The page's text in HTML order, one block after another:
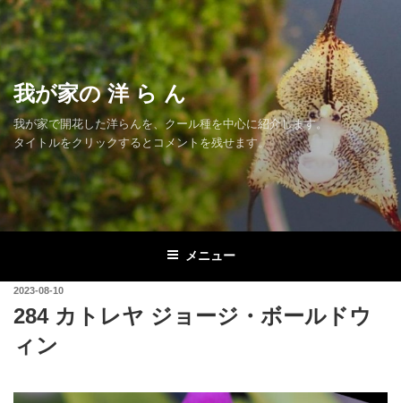
コ
ン
テ
ン
ツ
へ
ス
ッ
プ
我が家の 洋 ら ん
我が家で開花した洋らんを、クール種を中心に紹介します。
タイトルをクリックするとコメントを残せます。
メニュー
投
日:
2023-08-10
284 カトレヤ ジョージ・ボールドウ
ィン